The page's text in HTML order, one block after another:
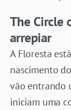
The Circle
arrepiar
A Floresta
nascimento
vão entrando
iniciam uma